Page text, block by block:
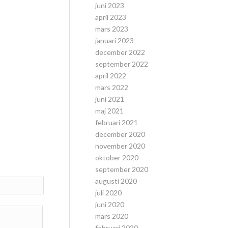
juni 2023
april 2023
mars 2023
januari 2023
december 2022
september 2022
april 2022
mars 2022
juni 2021
maj 2021
februari 2021
december 2020
november 2020
oktober 2020
september 2020
augusti 2020
juli 2020
juni 2020
mars 2020